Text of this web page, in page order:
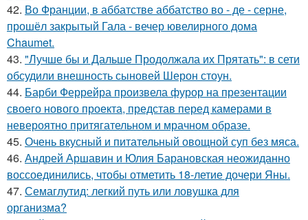
42. Во Франции, в аббатстве аббатство во - де - серне,
прошёл закрытый Гала - вечер ювелирного дома
Chaumet.
43. "Лучше бы и Дальше Продолжала их Прятать": в сети
обсудили внешность сыновей Шерон стоун.
44. Барби Феррейра произвела фурор на презентации
своего нового проекта, представ перед камерами в
невероятно притягательном и мрачном образе.
45. Очень вкусный и питательный овощной суп без мяса.
46. Андрей Аршавин и Юлия Барановская неожиданно
воссоединились, чтобы отметить 18-летие дочери Яны.
47. Семаглутид: легкий путь или ловушка для
организма?